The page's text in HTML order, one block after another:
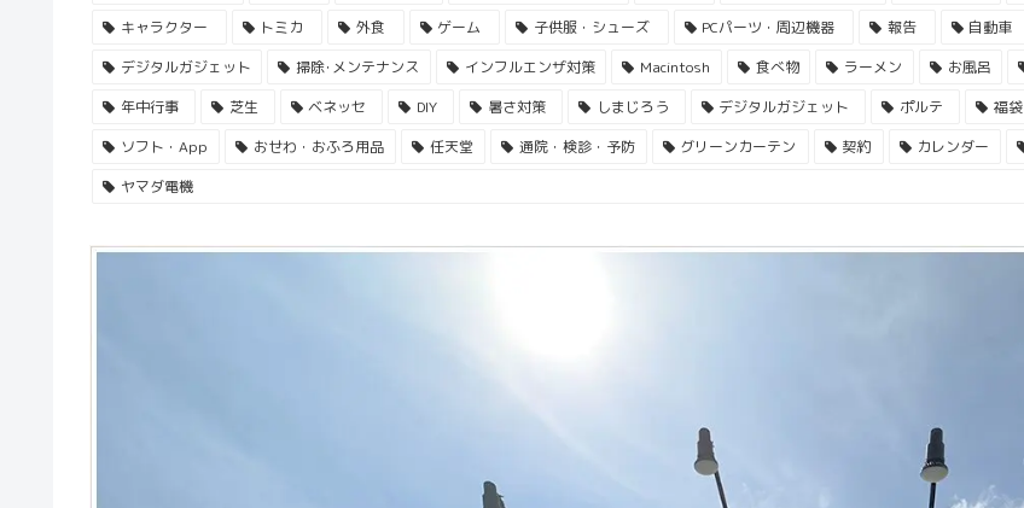
キャラクター
トミカ 外食 ゲーム 子供服・シューズ PCパーツ・周辺機器 報告 自動車
デジタルガジェット
掃除･メンテナンス インフルエンザ対策 Macintosh 食べ物 ラーメン お風呂
年中行事
芝生 ベネッセ DIY 暑さ対策 しまじろう デジタルガジェット ポルテ 福袋
ソフト・App
おせわ・おふろ用品 任天堂 通院・検診・予防 グリーンカーテン 契約 カレンダー
ヤマダ電機